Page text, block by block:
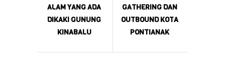
ALAM YANG ADA
DIKAKI GUNUNG
KINABALU
GATHERING DAN
OUTBOUND KOTA
PONTIANAK